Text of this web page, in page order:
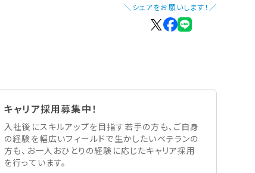
＼シェアをお願いします！／
キャリア採用募集中！
入社後にスキルアップを目指す若手の方も、ご自身
の経験を幅広いフィールドで生かしたいベテランの
方も、お一人おひとりの経験に応じたキャリア採用
を行っています。